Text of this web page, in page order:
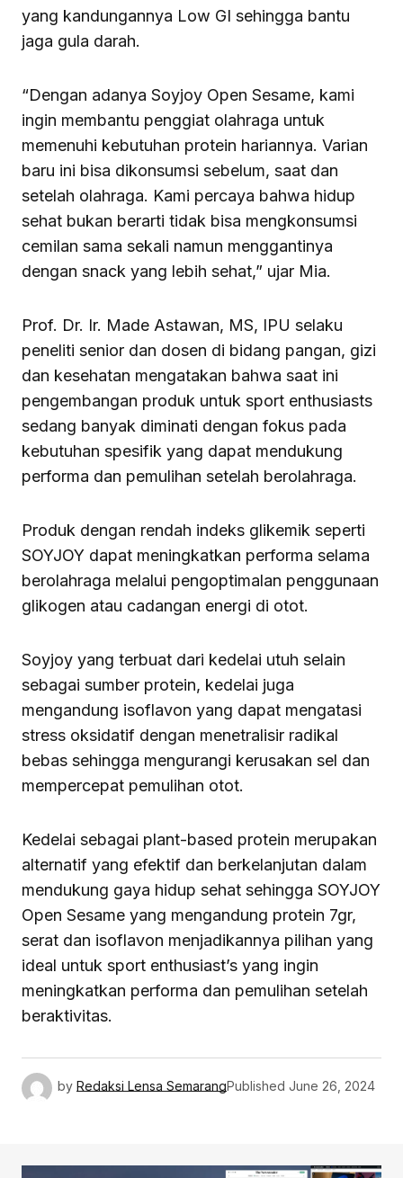
yang kandungannya Low GI sehingga bantu
jaga gula darah.
“Dengan adanya Soyjoy Open Sesame, kami
ingin membantu penggiat olahraga untuk
memenuhi kebutuhan protein hariannya. Varian
baru ini bisa dikonsumsi sebelum, saat dan
setelah olahraga. Kami percaya bahwa hidup
sehat bukan berarti tidak bisa mengkonsumsi
cemilan sama sekali namun menggantinya
dengan snack yang lebih sehat,” ujar Mia.
Prof. Dr. Ir. Made Astawan, MS, IPU selaku
peneliti senior dan dosen di bidang pangan, gizi
dan kesehatan mengatakan bahwa saat ini
pengembangan produk untuk sport enthusiasts
sedang banyak diminati dengan fokus pada
kebutuhan spesifik yang dapat mendukung
performa dan pemulihan setelah berolahraga.
Produk dengan rendah indeks glikemik seperti
SOYJOY dapat meningkatkan performa selama
berolahraga melalui pengoptimalan penggunaan
glikogen atau cadangan energi di otot.
Soyjoy yang terbuat dari kedelai utuh selain
sebagai sumber protein, kedelai juga
mengandung isoflavon yang dapat mengatasi
stress oksidatif dengan menetralisir radikal
bebas sehingga mengurangi kerusakan sel dan
mempercepat pemulihan otot.
Kedelai sebagai plant-based protein merupakan
alternatif yang efektif dan berkelanjutan dalam
mendukung gaya hidup sehat sehingga SOYJOY
Open Sesame yang mengandung protein 7gr,
serat dan isoflavon menjadikannya pilihan yang
ideal untuk sport enthusiast’s yang ingin
meningkatkan performa dan pemulihan setelah
beraktivitas.
by Redaksi Lensa SemarangPublished June 26, 2024